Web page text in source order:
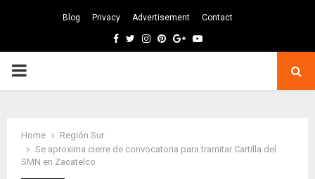
Blog Privacy Advertisement Contact
Facebook
TwitterInstagram
Pinterest
GoogleYoutube
PRIMARY
Home
Región Sur
Se aproxima cierre de convocatoria para tramitar Cartilla del
SMN en Zacatelco